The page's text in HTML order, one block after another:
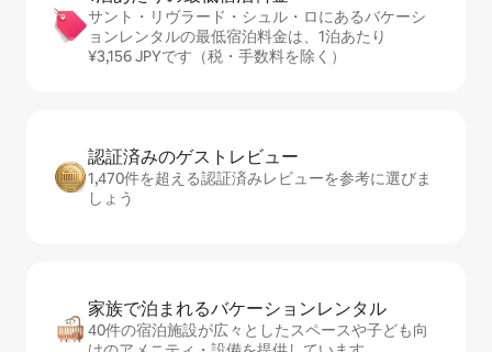
サント・リヴラード・シュル・ロにあるバケーシ
ョンレンタルの最低宿泊料金は、1泊あたり
¥3,156 JPYです（税・手数料を除く）
認証済みのゲ⁠ス⁠ト⁠レ⁠ビ⁠ュ⁠ー
1,470件を超える認証済みレビューを参考に選びま
しょう
家族で泊まれるバ⁠ケ⁠ー⁠シ⁠ョ⁠ンレ⁠ン⁠タ⁠ル
40件の宿泊施設が広々としたスペースや子ども向